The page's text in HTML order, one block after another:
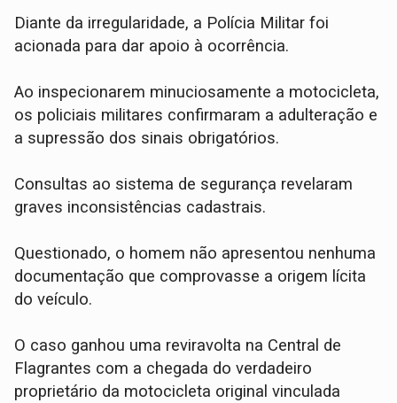
Diante da irregularidade, a Polícia Militar foi
acionada para dar apoio à ocorrência.
​Ao inspecionarem minuciosamente a motocicleta,
os policiais militares confirmaram a adulteração e
a supressão dos sinais obrigatórios.
Consultas ao sistema de segurança revelaram
graves inconsistências cadastrais.
Questionado, o homem não apresentou nenhuma
documentação que comprovasse a origem lícita
do veículo.
​O caso ganhou uma reviravolta na Central de
Flagrantes com a chegada do verdadeiro
proprietário da motocicleta original vinculada